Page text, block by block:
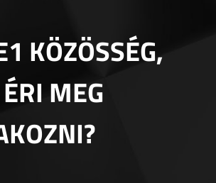
KÖZÖSSÉG,
MEG